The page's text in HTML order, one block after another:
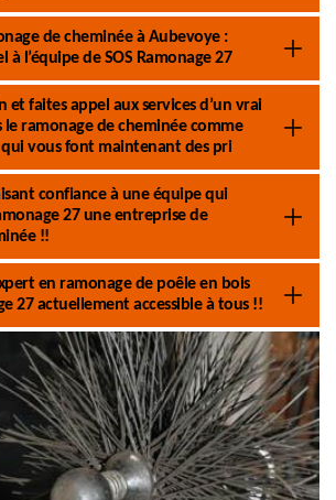
de cheminée à Aubevoye :
à l’équipe de SOS Ramonage 27
et faites appel aux services d’un vrai
le ramonage de cheminée comme
qui vous font maintenant des pri
confiance à une équipe qui
27 une entreprise de
!!
en ramonage de poêle en bois
27 actuellement accessible à tous !!